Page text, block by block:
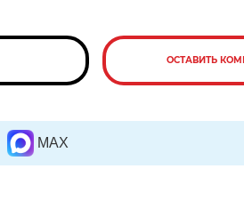
ОСТАВИТЬ
MAX